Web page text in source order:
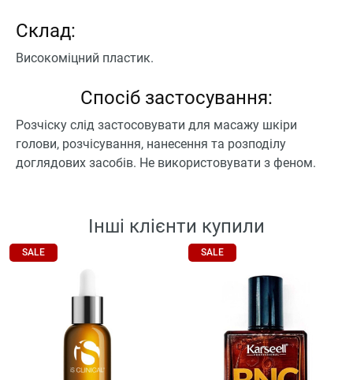
Склад:
Високоміцний пластик.
Спосіб застосування:
Розчіску слід застосовувати для масажу шкіри
голови, розчісування, нанесення та розподілу
доглядових засобів. Не використовувати з феном.
Інші клієнти купили
SALE SALE